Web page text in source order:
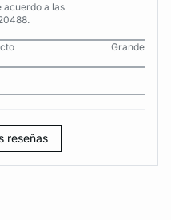
acuerdo a las
Grande
reseñas